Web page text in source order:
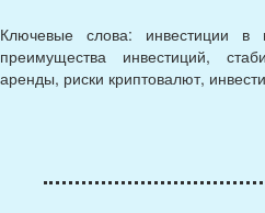
Ключевые слова: инвестиции в
преимущества инвестиций,
аренды, риски криптовалют,